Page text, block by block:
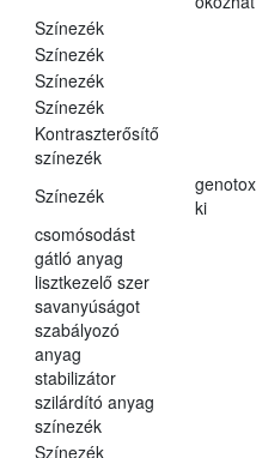
Színezék
Színezék
Színezék
Színezék
Kontraszterősítő
színezék
Színezék
ki
csomósodást
gátló anyag
lisztkezelő szer
savanyúságot
szabályozó
anyag
stabilizátor
szilárdító anyag
színezék
Színezék